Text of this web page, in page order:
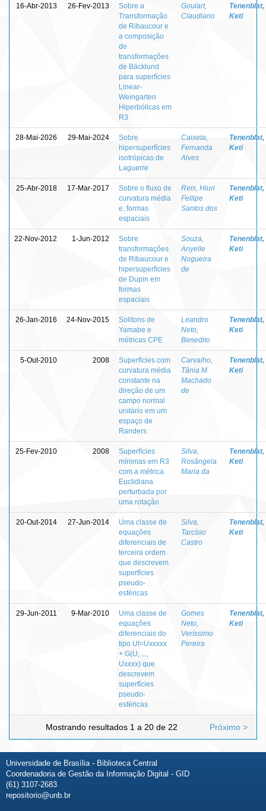
16-Abr-2013 26-Fev-2013
Sobre a
Transformação
de Ribaucour e
a composição
de
transformações
de Bäcklund
para superfícies
Linear-
Weingarten
Hiperbólicas em
R3
Goulart,
Claudiano
Tenenblat,
Keti
28-Mai-2026 29-Mai-2024
Sobre
hipersuperfícies
isotrópicas de
Laguerre
Caixeta,
Fernanda
Alves
Tenenblat,
Keti
25-Abr-2018 17-Mar-2017
Sobre o fluxo de
curvatura média
e, formas
espaciais
Reis, Hiuri
Fellipe
Santos dos
Tenenblat,
Keti
22-Nov-2012 1-Jun-2012
Sobre
transformações
de Ribaucour e
hipersuperfícies
de Dupin em
formas
espaciais
Souza,
Anyelle
Nogueira
de
Tenenblat,
Keti
26-Jan-2016 24-Nov-2015
Solitons de
Yamabe e
métricas CPE
Leandro
Neto,
Benedito
Tenenblat,
Keti
5-Out-2010 2008
Superfícies com
curvatura média
constante na
direção de um
campo normal
unitário em um
espaço de
Randers
Carvalho,
Tânia M.
Machado
de
Tenenblat,
Keti
25-Fev-2010 2008
Superfícies
mínimas em R3
com a métrica
Euclidiana
perturbada por
uma rotação
Silva,
Rosângela
Maria da
Tenenblat,
Keti
20-Out-2014 27-Jun-2014
Uma classe de
equações
diferenciais de
terceira ordem
que descrevem
superfícies
pseudo-
esféricas
Silva,
Tarcísio
Castro
Tenenblat,
Keti
29-Jun-2011 9-Mar-2010
Uma classe de
equações
diferenciais do
tipo Ut=Uxxxxx
+ G(U, ...,
Uxxxx) que
descrevem
superfícies
pseudo-
esféricas
Gomes
Neto,
Veríssimo
Pereira
Tenenblat,
Keti
Mostrando resultados 1 a 20 de 22 Próximo >
Universidade de Brasília - Biblioteca Central
Coordenadoria de Gestão da Informação Digital - GID
(61) 3107-2683
repositorio@unb.br